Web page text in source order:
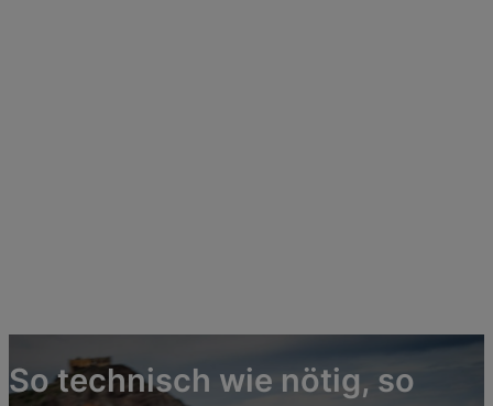
So technisch wie nötig, so